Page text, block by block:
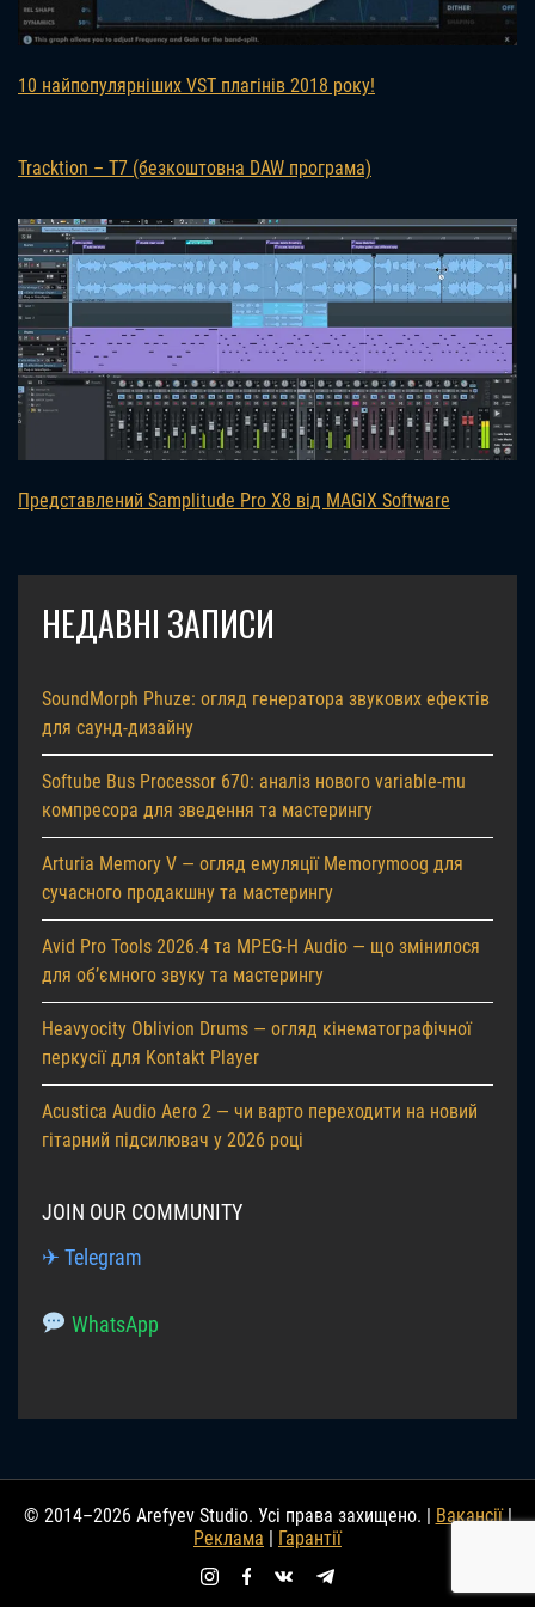
10 найпопулярніших VST плагінів 2018 року!
Tracktion – T7 (безкоштовна DAW програма)
Представлений Samplitude Pro X8 від MAGIX Software
НЕДАВНІ ЗАПИСИ
SoundMorph Phuze: огляд генератора звукових ефектів
для саунд-дизайну
Softube Bus Processor 670: аналіз нового variable-mu
компресора для зведення та мастерингу
Arturia Memory V — огляд емуляції Memorymoog для
сучасного продакшну та мастерингу
Avid Pro Tools 2026.4 та MPEG-H Audio — що змінилося
для об’ємного звуку та мастерингу
Heavyocity Oblivion Drums — огляд кінематографічної
перкусії для Kontakt Player
Acustica Audio Aero 2 — чи варто переходити на новий
гітарний підсилювач у 2026 році
JOIN OUR COMMUNITY
✈ Telegram
WhatsApp
© 2014–2026 Arefyev Studio. Усі права захищено. | Вакансії|
Реклама | Гарантії